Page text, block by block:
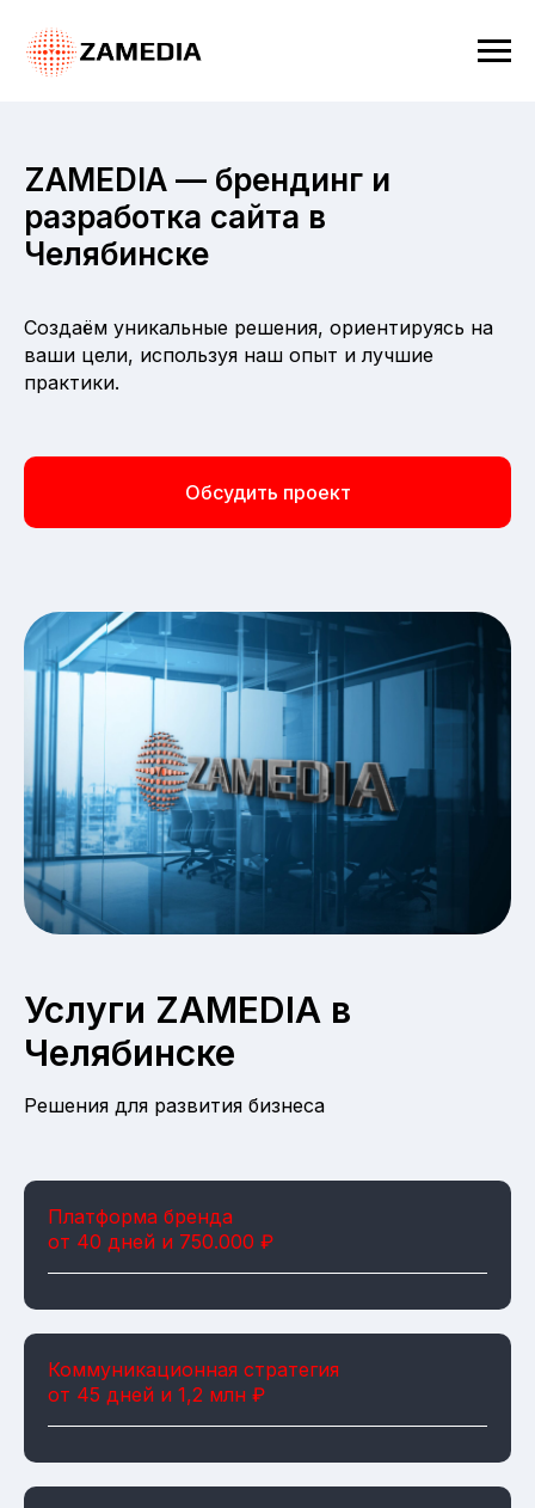
ZAMEDIA — брендинг и
разработка сайта в
Челябинске
Создаём уникальные решения, ориентируясь на
ваши цели, используя наш опыт и лучшие
практики.
Обсудить проект
Услуги ZAMEDIA в
Челябинске
Решения для развития бизнеса
Платформа бренда
от 40 дней и 750.000 ₽
Коммуникационная стратегия
от 45 дней и 1,2 млн ₽